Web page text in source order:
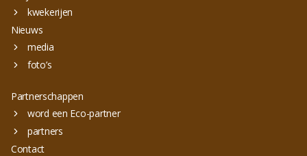
kwekerijen
Nieuws
media
foto’s
Partnerschappen
word een Eco-partner
partners
Contact